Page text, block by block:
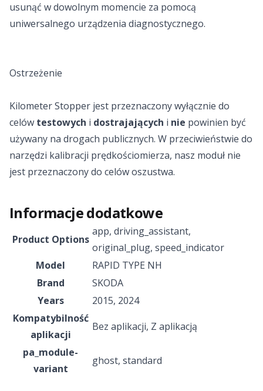
usunąć w dowolnym momencie za pomocą
uniwersalnego urządzenia diagnostycznego.
Ostrzeżenie
Kilometer Stopper jest przeznaczony wyłącznie do
celów testowych i dostrajających i nie powinien być
używany na drogach publicznych. W przeciwieństwie do
narzędzi kalibracji prędkościomierza, nasz moduł nie
jest przeznaczony do celów oszustwa.
Informacje dodatkowe
Product Options
app, driving_assistant,
original_plug, speed_indicator
Model
RAPID TYPE NH
Brand
SKODA
Years
2015, 2024
Kompatybilność
aplikacji
Bez aplikacji, Z aplikacją
pa_module-
variant
ghost, standard